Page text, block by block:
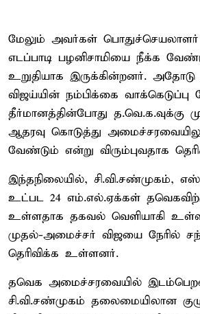
மேலும் அவர்கள் பொதுச்செயலாளர்
எடப்பாடி பழனிசாமியை நீக்க
உறுதியாக இருக்கின்றனர்.
விஜய்யின் நம்பிக்கை வாக்கெடுப்பு
தீர்மானத்தின்போது த.வெ.க.வுக்கு
ஆதரவு கொடுத்து
வேண்டும் என்று விரும்புவதாக
இந்தநிலையில், சி.வி.சண்முகம்,
உட்பட 24 எம்.எல்.ஏக்கள்
உள்ளதாக தகவல் வெளியாகி
முதல்-அமைச்சர் விஜயை நேரில்
தெரிவிக்க உள்ளனர்.
தவெக அமைச்சரவையில்
சி.வி.சண்முகம் தலைமையிலான